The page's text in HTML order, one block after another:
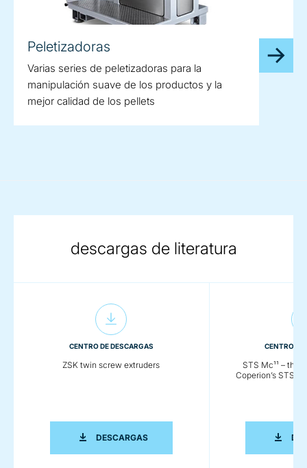
Peletizadoras
Varias series de peletizadoras para la
manipulación suave de los productos y la
mejor calidad de los pellets
descargas de literatura
CENTRO DE DESCARGAS
ZSK twin screw extruders
DESCARGASZSK TWIN SCREW EXTRUDERS
CENTRO DE
STS Mc¹¹ – the
Coperion’s STS